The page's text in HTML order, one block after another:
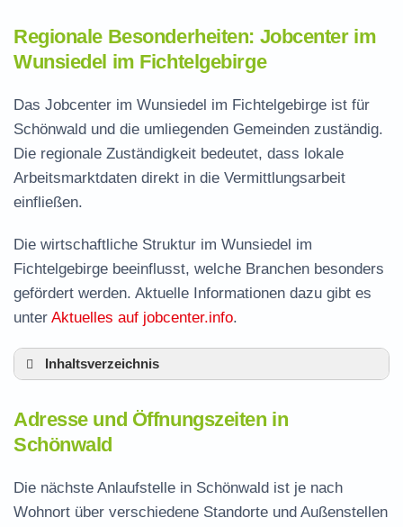
Regionale Besonderheiten: Jobcenter im
Wunsiedel im Fichtelgebirge
Das Jobcenter im Wunsiedel im Fichtelgebirge ist für
Schönwald und die umliegenden Gemeinden zuständig.
Die regionale Zuständigkeit bedeutet, dass lokale
Arbeitsmarktdaten direkt in die Vermittlungsarbeit
einfließen.
Die wirtschaftliche Struktur im Wunsiedel im
Fichtelgebirge beeinflusst, welche Branchen besonders
gefördert werden. Aktuelle Informationen dazu gibt es
unter Aktuelles auf jobcenter.info.
Inhaltsverzeichnis
Leistungen der Arbeitsvermittlung in
Schönwald
Termin vereinbaren und Bürgergeld beantragen
Jobcenter Wunsiedel im Fichtelgebirge –
Adresse und Öffnungszeiten in
Schönwald
Die nächste Anlaufstelle in Schönwald ist je nach
Wohnort über verschiedene Standorte und Außenstellen